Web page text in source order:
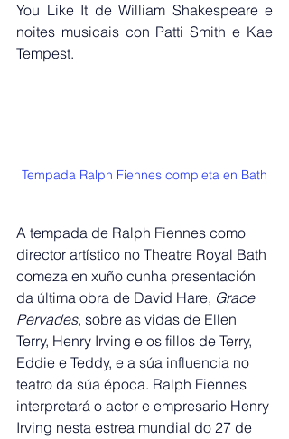
You Like It de William Shakespeare e
noites musicais con Patti Smith e Kae
Tempest.
Tempada Ralph Fiennes completa en Bath
A tempada de Ralph Fiennes como
director artístico no Theatre Royal Bath
comeza en xuño cunha presentación
da última obra de David Hare, Grace
Pervades, sobre as vidas de Ellen
Terry, Henry Irving e os fillos de Terry,
Eddie e Teddy, e a súa influencia no
teatro da súa época. Ralph Fiennes
interpretará o actor e empresario Henry
Irving nesta estrea mundial do 27 de